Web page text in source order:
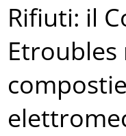
Rifiuti: il
Etroubles